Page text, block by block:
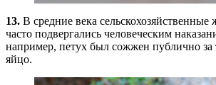
13. В средние века
часто подвергались человеческим
например, петух был сожжен публично за
яйцо.